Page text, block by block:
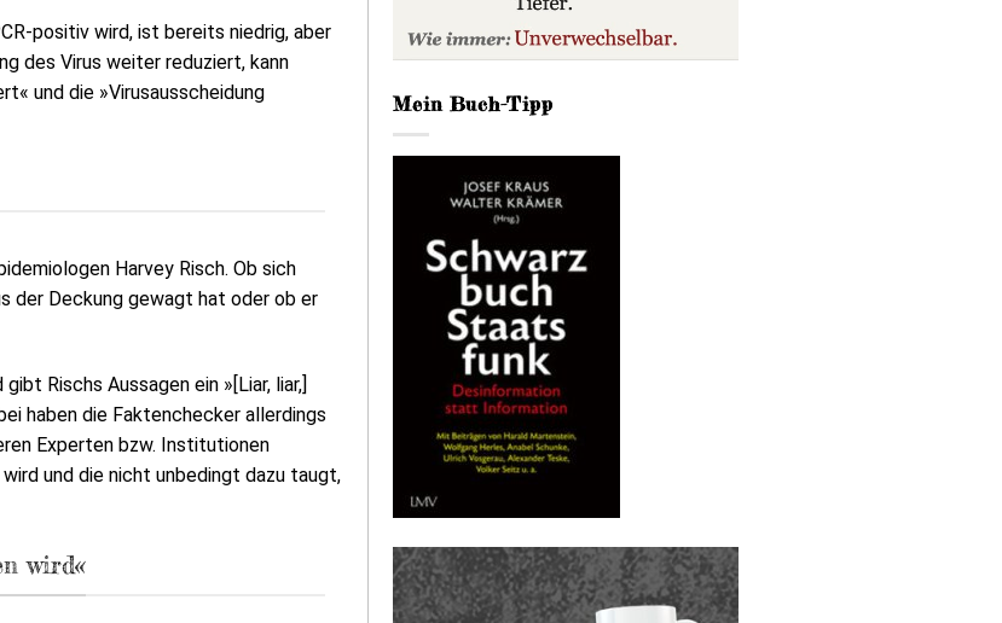
positiv wird, ist bereits niedrig, aber
des Virus weiter reduziert, kann
und die »Virusausscheidung
Harvey Risch. Ob sich
der Deckung gewagt hat oder ob er
Rischs Aussagen ein »[Liar, liar,]
haben die Faktenchecker allerdings
Experten bzw. Institutionen
und die nicht unbedingt dazu taugt,
wird«
Mein Buch-Tipp